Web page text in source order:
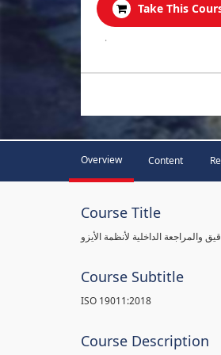
Take This
.
Overview Content
Course Title
والمراجعة الداخلية لأنظمة الأيزو
Course Subtitle
ISO 19011:2018
Course Description